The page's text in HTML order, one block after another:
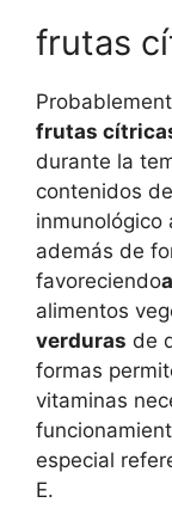
frutas
frutas
durante la
contenidos de
inmunológico
además de
favoreciendo
alimentos
verduras de
formas
vitaminas
especial
E.